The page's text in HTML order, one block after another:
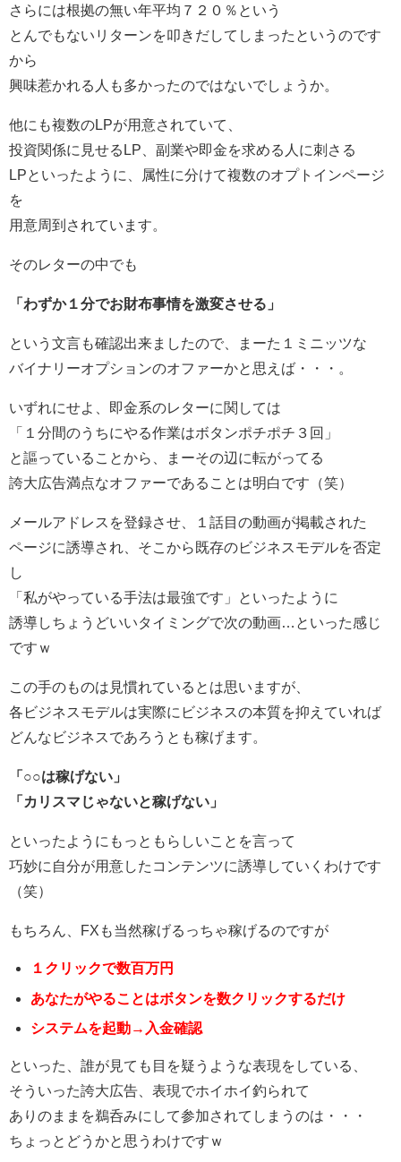
さらには根拠の無い年平均７２０％という
とんでもないリターンを叩きだしてしまったというのです
から
興味惹かれる人も多かったのではないでしょうか。
他にも複数のLPが用意されていて、
投資関係に見せるLP、副業や即金を求める人に刺さる
LPといったように、属性に分けて複数のオプトインページ
を
用意周到されています。
そのレターの中でも
「わずか１分でお財布事情を激変させる」
という文言も確認出来ましたので、まーた１ミニッツな
バイナリーオプションのオファーかと思えば・・・。
いずれにせよ、即金系のレターに関しては
「１分間のうちにやる作業はボタンポチポチ３回」
と謳っていることから、まーその辺に転がってる
誇大広告満点なオファーであることは明白です（笑）
メールアドレスを登録させ、１話目の動画が掲載された
ページに誘導され、そこから既存のビジネスモデルを否定
し
「私がやっている手法は最強です」といったように
誘導しちょうどいいタイミングで次の動画…といった感じ
ですｗ
この手のものは見慣れているとは思いますが、
各ビジネスモデルは実際にビジネスの本質を抑えていれば
どんなビジネスであろうとも稼げます。
「○○は稼げない」
「カリスマじゃないと稼げない」
といったようにもっともらしいことを言って
巧妙に自分が用意したコンテンツに誘導していくわけです
（笑）
もちろん、FXも当然稼げるっちゃ稼げるのですが
１クリックで数百万円
あなたがやることはボタンを数クリックするだけ
システムを起動→入金確認
といった、誰が見ても目を疑うような表現をしている、
そういった誇大広告、表現でホイホイ釣られて
ありのままを鵜呑みにして参加されてしまうのは・・・
ちょっとどうかと思うわけですｗ